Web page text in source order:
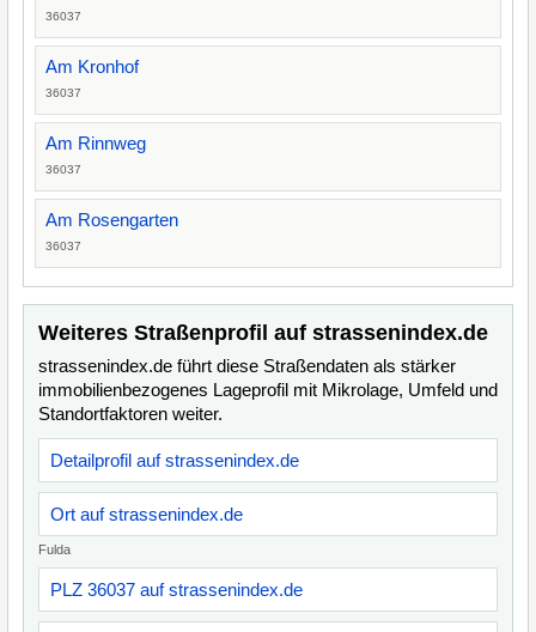
36037
Am Kronhof
36037
Am Rinnweg
36037
Am Rosengarten
36037
Weiteres Straßenprofil auf strassenindex.de
strassenindex.de führt diese Straßendaten als stärker
immobilienbezogenes Lageprofil mit Mikrolage, Umfeld und
Standortfaktoren weiter.
Detailprofil auf strassenindex.de
Ort auf strassenindex.de
Fulda
PLZ 36037 auf strassenindex.de